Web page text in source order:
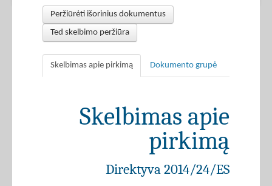
Peržiūrėti išorinius dokumentus
Ted skelbimo peržiūra
Skelbimas apie pirkimą Dokumento grupė
Skelbimas apie
pirkimą
Direktyva 2014/24/ES